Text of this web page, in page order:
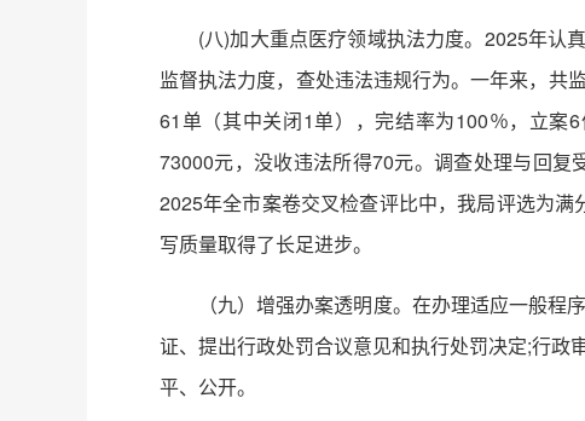
(八)加大重点医疗领域执法力度。2025年认
监督执法力度，查处违法违规行为。一年来，共
61单（其中关闭1单），完结率为100％，立案
73000元，没收违法所得70元。调查处理与回复
2025年全市案卷交叉检查评比中，我局评选为
写质量取得了长足进步。
（九）增强办案透明度。在办理适应一般
证、提出行政处罚合议意见和执行处罚决定;行
平、公开。